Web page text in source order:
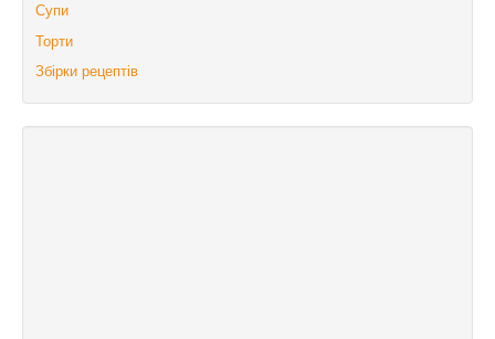
Супи
Торти
Збірки рецептів